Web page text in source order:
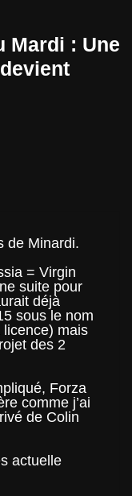
Mardi : Une
de Minardi.
= Virgin
suite pour
déjà
sous le nom
mais
des 2
Forza
comme j’ai
de Colin
actuelle